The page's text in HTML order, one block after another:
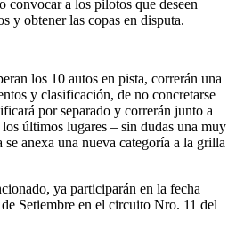
convocar a los pilotos que deseen
y obtener las copas en disputa.
los 10 autos en pista, correrán una
y clasificación, de no concretarse
por separado y correrán junto a
últimos lugares – sin dudas una muy
anexa una nueva categoría a la grilla
ya participarán en la fecha
Setiembre en el circuito Nro. 11 del